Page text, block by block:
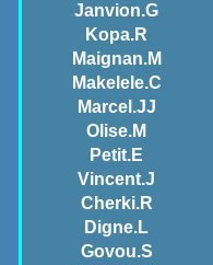
Janvion.G
Kopa.R
Maignan.M
Makelele.C
Marcel.JJ
Olise.M
Petit.E
Vincent.J
Cherki.R
Digne.L
Govou.S